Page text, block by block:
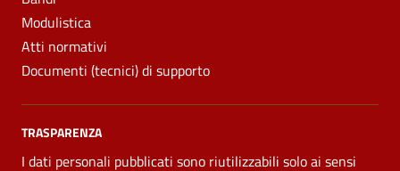
Modulistica
Atti normativi
Documenti (tecnici) di supporto
TRASPARENZA
I dati personali pubblicati sono riutilizzabili solo ai sensi